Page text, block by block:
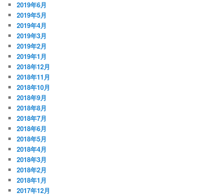
2019年6月
2019年5月
2019年4月
2019年3月
2019年2月
2019年1月
2018年12月
2018年11月
2018年10月
2018年9月
2018年8月
2018年7月
2018年6月
2018年5月
2018年4月
2018年3月
2018年2月
2018年1月
2017年12月